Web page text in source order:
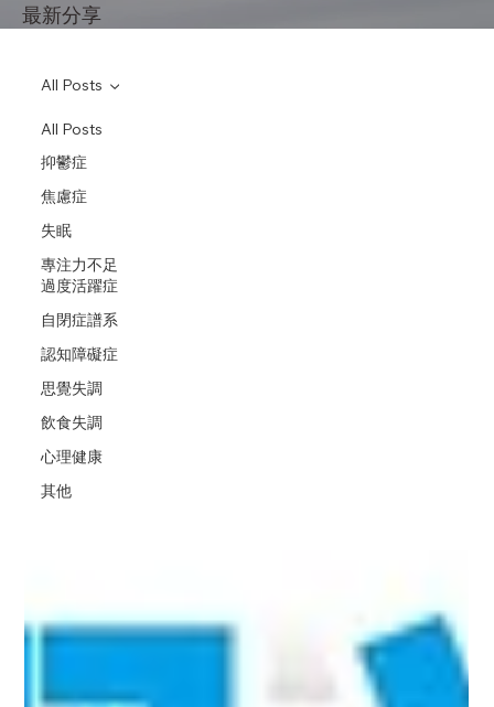
最新分享
All Posts
抑鬱症
焦慮症
失眠
專注力不足
過度活躍症
自閉症譜系
認知障礙症
思覺失調
飲食失調
心理健康
其他
All Posts